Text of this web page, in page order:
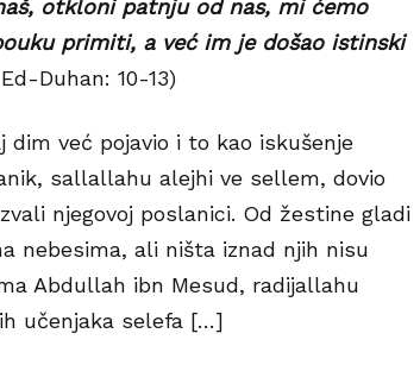
otkloni patnju od nas, mi ćemo
primiti, a već im je došao istinski
Duhan: 10-13)
dim već pojavio i to kao iskušenje
sallallahu alejhi ve sellem, dovio
njegovoj poslanici. Od žestine gladi
nebesima, ali ništa iznad njih nisu
Abdullah ibn Mesud, radijallahu
učenjaka selefa […]